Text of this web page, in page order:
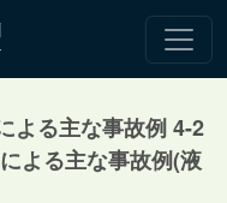
よる主な事故例 4-2
よる主な事故例(液